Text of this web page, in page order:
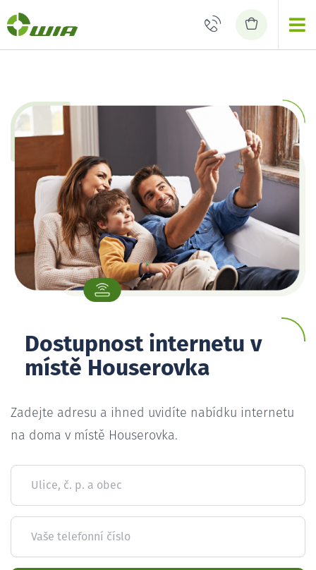
Dostupnost internetu v
místě Houserovka
Zadejte adresu a ihned uvidíte nabídku internetu
na doma v místě Houserovka.
Ulice, č. p. a obec
Vaše telefonní číslo